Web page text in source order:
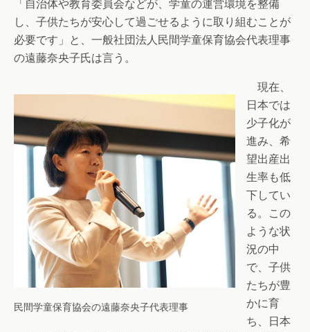
「自治体や教育委員会などが、学童の運営環境を整備
し、子供たちが安心して過ごせるように取り組むことが
必要です」と、一般社団法人民間学童保育協会代表理事
の遠藤奈央子氏は言う。
民間学童保育協会の遠藤奈央子代表理事
現在、
日本では
少子化が
進み、希
望出産出
生率も低
下してい
る。この
ような状
況の中
で、子供
たちが豊
かに育
ち、日本